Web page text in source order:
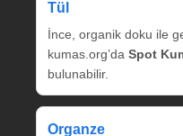
Tül
İnce, organik doku ile
kumas.org’da Spot
bulunabilir.
Organze